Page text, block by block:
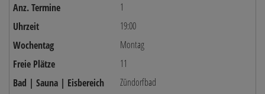
1
19:00
Montag
11
Zündorfbad